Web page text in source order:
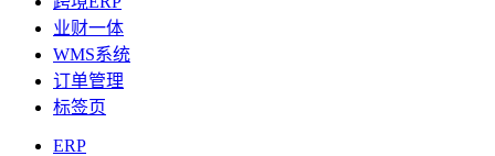
业财一体
WMS系统
订单管理
标签页
ERP